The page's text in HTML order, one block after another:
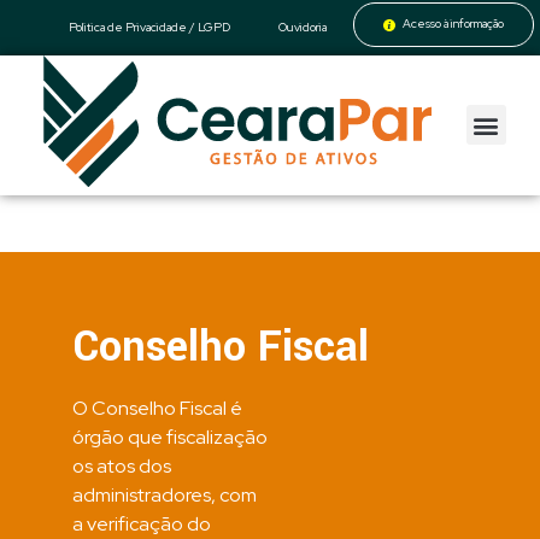
Politica de Privacidade / LGPD Ouvidoria Acesso à informação
CearaPar
Gestão de Ativos
Conselho Fiscal
O Conselho Fiscal é
órgão que fiscalização
os atos dos
administradores, com
a verificação do